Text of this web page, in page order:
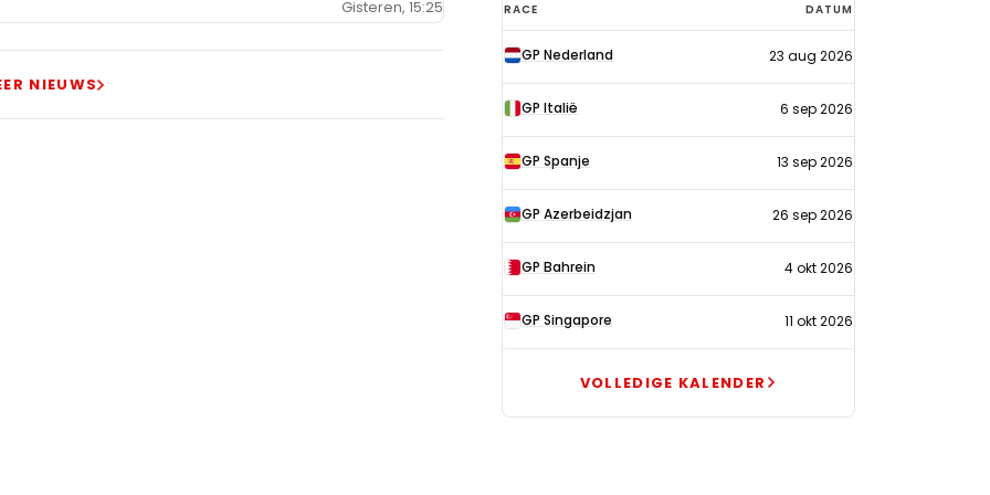
Gisteren, 15:25
NIEUWS
kalender
2026
RACE DATUM
GP Nederland 23 aug 2026
GP Italië 6 sep 2026
GP Spanje 13 sep 2026
GP Azerbeidzjan 26 sep 2026
GP Bahrein 4 okt 2026
GP Singapore 11 okt 2026
VOLLEDIGE KALENDER